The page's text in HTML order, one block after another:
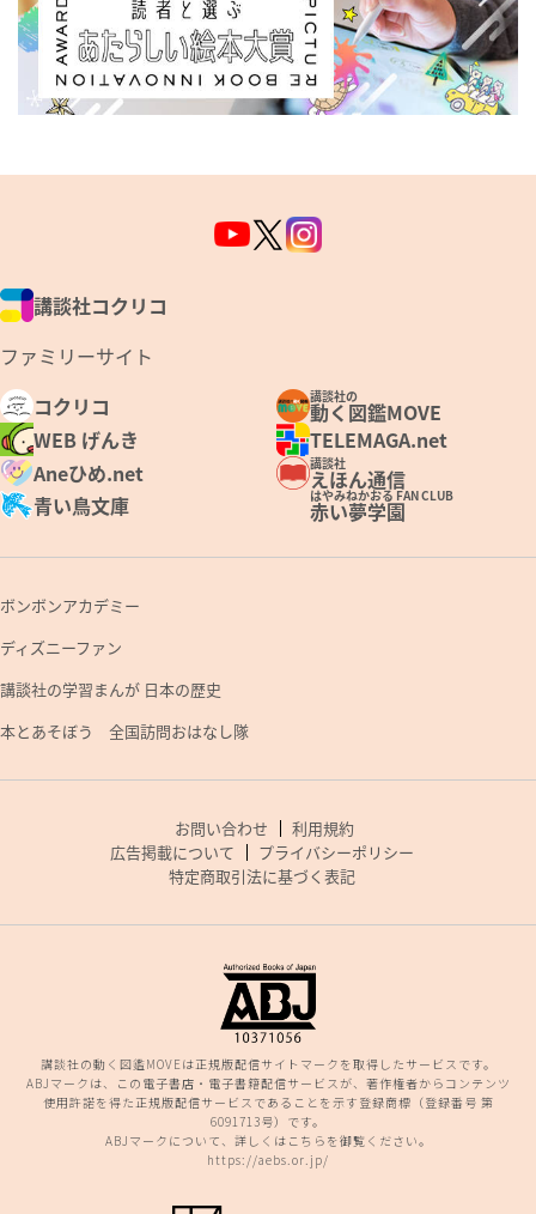
講談社コクリコ
ファミリーサイト
コクリコ
講談社の
動く図鑑MOVE
WEB げんき
TELEMAGA.net
Aneひめ.net
講談社
えほん通信
青い鳥文庫
はやみねかおる FAN CLUB
赤い夢学園
ボンボンアカデミー
ディズニーファン
講談社の学習まんが 日本の歴史
本とあそぼう 全国訪問おはなし隊
お問い合わせ
利用規約
広告掲載について
プライバシーポリシー
特定商取引法に基づく表記
講談社の動く図鑑MOVEは正規版配信サイトマークを取得したサービスです。
ABJマークは、この電子書店・電子書籍配信サービスが、著作権者からコンテンツ
使用許諾を得た正規版配信サービスであることを示す登録商標（登録番号 第
6091713号）です。
ABJマークについて、詳しくはこちらを御覧ください。
https://aebs.or.jp/